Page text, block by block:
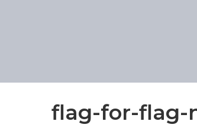
flag-for-flag-